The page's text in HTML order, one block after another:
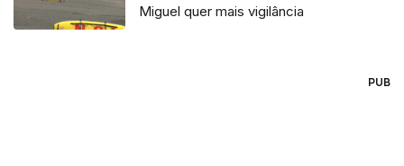
Miguel quer mais vigilância
PUB